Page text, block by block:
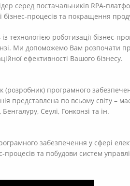
серед постачальників RPA-
процесів та покращення
роботизації бізнес-
Ми допоможемо Вам розпочати
ефективності Вашого бізнесу.
програмного
представлена по всьому світу –
Сеулі, Гонконзі та ін.
забезпечення у сфері
процесів та побудови систем